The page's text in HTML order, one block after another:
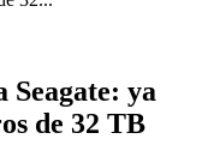
Seagate: ya
de 32 TB